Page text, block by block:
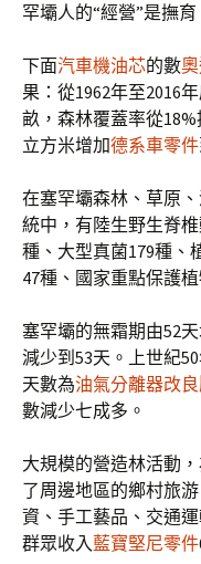
罕壩人的“經營”是撫
下面汽車機油芯的數
果：從1962年至2016
畝，森林覆蓋率從
立方米增加德系車零件
在塞罕壩森林、草原
統中，有陸生野生脊
種、大型真菌179種、
47種、國家重點保護植
塞罕壩的無霜期由52
減少到53天。上世紀
天數為油氣分離器改
數減少七成多。
大規模的營造林活動
了周邊地區的鄉村旅
資、手工藝品、交通
群眾收入藍寶堅尼零件